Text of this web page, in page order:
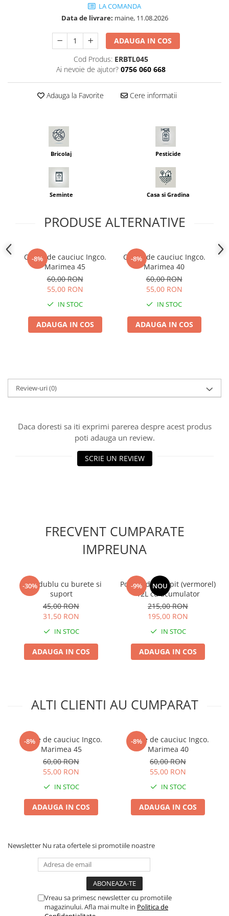
Seminte plante aromatice
Seminte ridichi
Seminte sfecla
Seminte telina
Seminte varza
Seminte zucchini
Seminte Legume Profesionale
Seminte pentru germinare
Seminte trifoi
Sape/ Cazmale/ Lopeti
Scule electrice
Truse /set scule
LA COMANDA
Data de livrare: maine, 11.08.2026
ADAUGA IN COS
Cod Produs: ERBTL045
Ai nevoie de ajutor? 0756 060 668
Adauga la Favorite Cere informatii
Bricolaj Pesticide
Seminte Casa si Gradina
PRODUSE ALTERNATIVE
-8%
Cizme de cauciuc Ingco.
Marimea 45
60,00 RON
55,00 RON
IN STOC
ADAUGA IN COS
-8%
Cizme de cauciuc Ingco.
Marimea 40
60,00 RON
55,00 RON
IN STOC
ADAUGA IN COS
Review-uri(0)
Daca doresti sa iti exprimi parerea despre acest produs
poti adauga un review.
SCRIE UN REVIEW
FRECVENT CUMPARATE
IMPREUNA
-30%
Ham dublu cu burete si
suport
45,00 RON
31,50 RON
IN STOC
ADAUGA IN COS
-9% NOU
Pompa de stropit (vermorel)
12L cu acumulator
215,00 RON
195,00 RON
IN STOC
ADAUGA IN COS
ALTI CLIENTI AU CUMPARAT
-8%
Cizme de cauciuc Ingco.
Marimea 45
60,00 RON
55,00 RON
IN STOC
ADAUGA IN COS
-8%
Cizme de cauciuc Ingco.
Marimea 40
60,00 RON
55,00 RON
IN STOC
ADAUGA IN COS
Newsletter Nu rata ofertele si promotiile noastre
Vreau sa primesc newsletter cu promotiile
magazinului. Afla mai multe in Politica de